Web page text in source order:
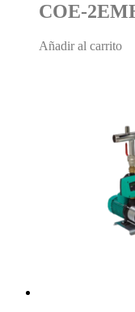
COE-
Añadir al carrito